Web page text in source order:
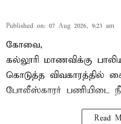
Published on: 07 Aug 2026, 9:23 am
கோவை,
கல்லூரி மாணவிக்கு
கொடுத்த விவகாரத்தில்
போலீஸ்காரர் பணியிடை
Read